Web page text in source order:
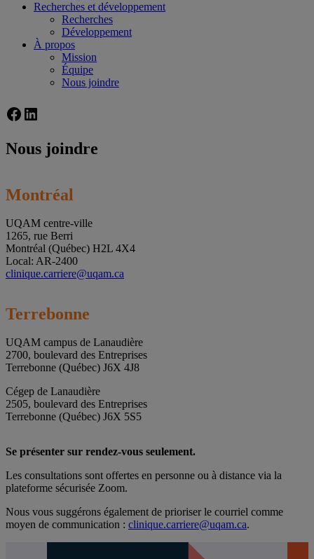
Recherches et développement
Recherches
Développement
À propos
Mission
Équipe
Nous joindre
Facebook
LinkedIn
Nous joindre
Montréal
UQAM centre-ville
1265, rue Berri
Montréal (Québec) H2L 4X4
Local: AR-2400
clinique.carriere@uqam.ca
Terrebonne
UQAM campus de Lanaudière
2700, boulevard des Entreprises
Terrebonne (Québec) J6X 4J8
Cégep de Lanaudière
2505, boulevard des Entreprises
Terrebonne (Québec) J6X 5S5
Se présenter sur rendez-vous seulement.
Les consultations sont offertes en personne ou à distance via la
plateforme sécurisée Zoom.
Nous vous suggérons également de prioriser le courriel comme
moyen de communication : clinique.carriere@uqam.ca.